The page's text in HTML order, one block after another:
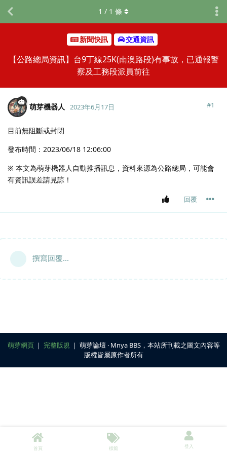
新聞快訊 交通資訊
【公路總局資訊】台9丁線25K(南澳路段)有事故，已通報警
察及工務段派員前往
1 / 1 條
萌芽機器人 2023年6月17日 #1
目前無阻斷或封閉
發布時間：2023/06/18 12:06:00
※ 本文為萌芽機器人自動推播訊息，資料來源為公路總局，可能會
有資訊誤差請見諒！
回覆
撰寫回覆...
萌芽網頁｜ 完整版規 ｜ 萌芽論壇 ‧ Mnya BBS，本站所刊載之圖文內容等
版權皆屬原作者所有
首頁 標籤 登入